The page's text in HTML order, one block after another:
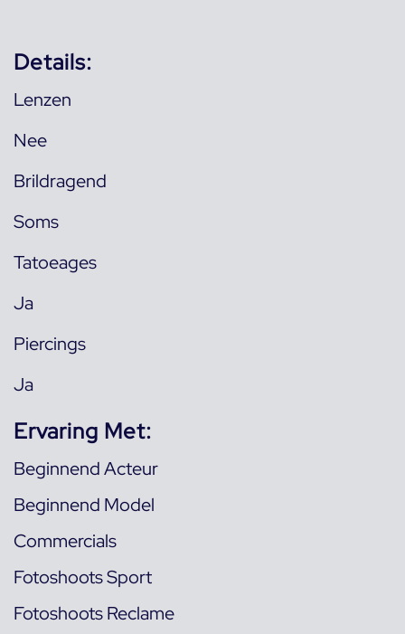
Details:
Lenzen
Nee
Brildragend
Soms
Tatoeages
Ja
Piercings
Ja
Ervaring Met:
Beginnend Acteur
Beginnend Model
Commercials
Fotoshoots Sport
Fotoshoots Reclame